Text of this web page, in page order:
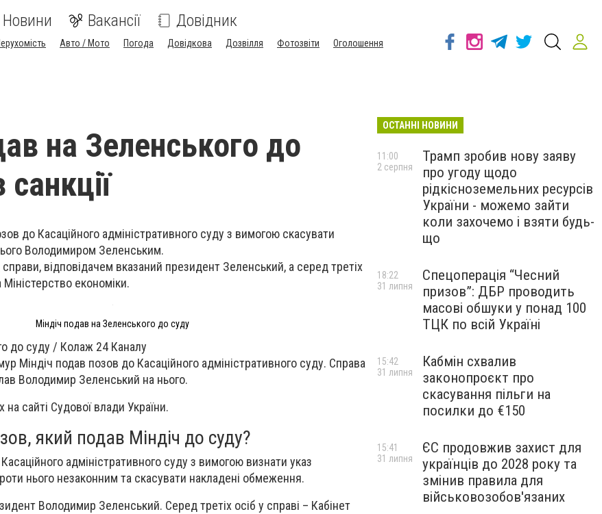
Новини Вакансії Довідник
Авто / Мото Погода Довідкова Дозвілля Фотозвіти
Оголошення
на Зеленського до
до Касаційного адміністративного суду з вимогою скасувати
Володимиром Зеленським.
відповідачем вказаний президент Зеленський, а серед третіх
економіки.
Міндіч подав на Зеленського до суду
до суду / Колаж 24 Каналу
Міндіч подав позов до Касаційного адміністративного суду. Справа
Володимир Зеленський на нього.
сайті Судової влади України.
який подав Міндіч до суду?
адміністративного суду з вимогою визнати указ
нього незаконним та скасувати накладені обмеження.
Володимир Зеленський. Серед третіх осіб у справі – Кабінет
ОСТАННІ НОВИНИ
Трамп зробив нову заяву
про угоду щодо
рідкісноземельних ресурсів
України - можемо зайти
коли захочемо і взяти будь-
що
11:00
2 серпня
Спецоперація “Чесний
призов”: ДБР проводить
масові обшуки у понад 100
ТЦК по всій Україні
18:22
31 липня
Кабмін схвалив
законопроєкт про
скасування пільги на
посилки до €150
15:42
31 липня
ЄС продовжив захист для
українців до 2028 року та
змінив правила для
військовозобов'язаних
15:41
31 липня